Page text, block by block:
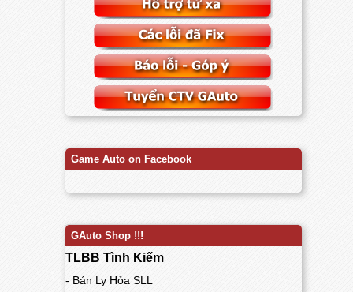
Game Auto on Facebook
GAuto Shop !!!
TLBB Tình Kiếm
- Bán Ly Hỏa SLL